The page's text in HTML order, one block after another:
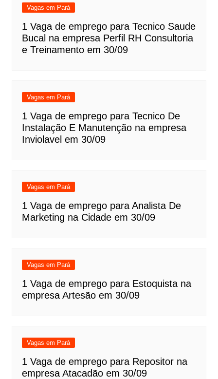
Vagas em Pará
1 Vaga de emprego para Tecnico Saude
Bucal na empresa Perfil RH Consultoria
e Treinamento em 30/09
Vagas em Pará
1 Vaga de emprego para Tecnico De
Instalação E Manutenção na empresa
Inviolavel em 30/09
Vagas em Pará
1 Vaga de emprego para Analista De
Marketing na Cidade em 30/09
Vagas em Pará
1 Vaga de emprego para Estoquista na
empresa Artesão em 30/09
Vagas em Pará
1 Vaga de emprego para Repositor na
empresa Atacadão em 30/09